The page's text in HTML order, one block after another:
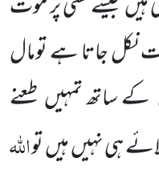
نکل جاتا ہے تومال
کے ساتھ تمہیں طعنے
ہی نہیں ہیں تواللہ